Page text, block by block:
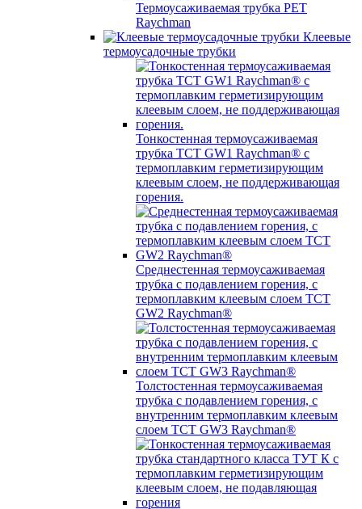
Термоусаживаемая трубка PET
Raychman
Клеевые
термоусадочные трубки
Тонкостенная термоусаживаемая
трубка TCT GW1 Raychman® с
термоплавким герметизирующим
клеевым слоем, не поддерживающая
горения.
Среднестенная термоусаживаемая
трубка c подавлением горения, с
термоплавким клеевым слоем TCT
GW2 Raychman®
Толстостенная термоусаживаемая
трубка c подавлением горения, с
внутренним термоплавким клеевым
слоем TCT GW3 Raychman®